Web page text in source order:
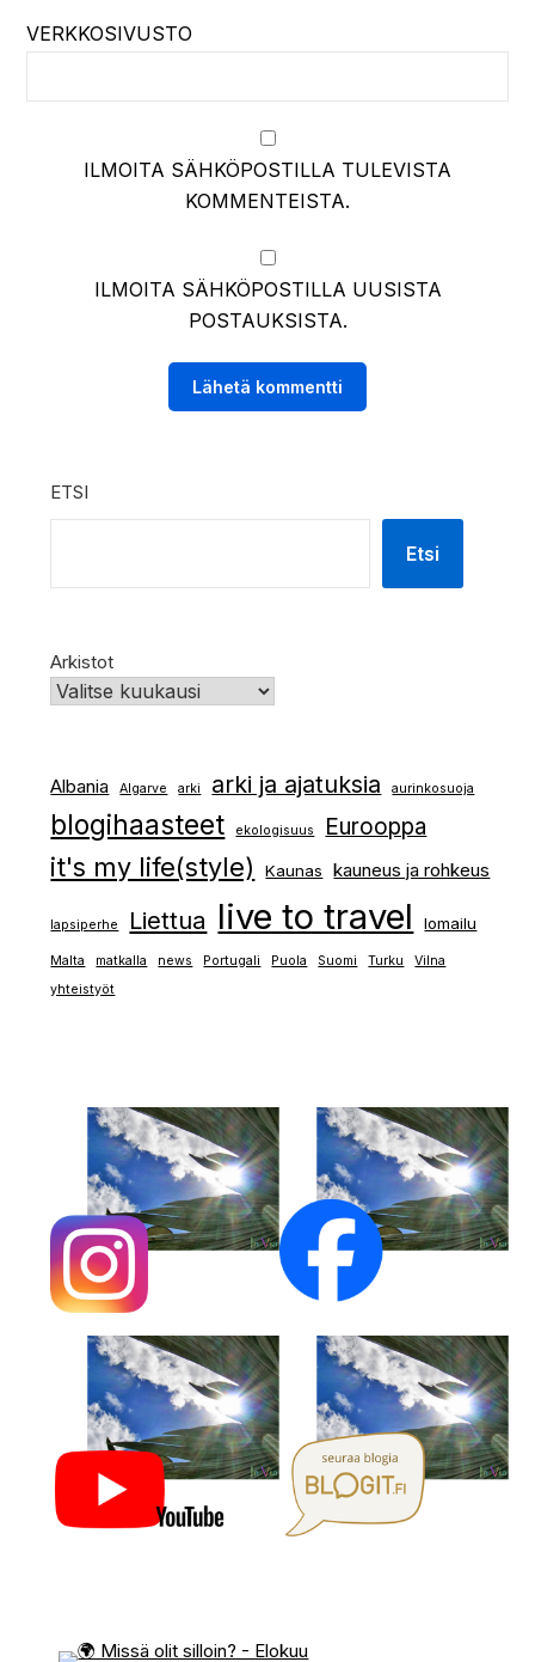
VERKKOSIVUSTO
ILMOITA SÄHKÖPOSTILLA TULEVISTA
KOMMENTEISTA.
ILMOITA SÄHKÖPOSTILLA UUSISTA
POSTAUKSISTA.
ETSI
Etsi
Arkistot
Albania Algarve arki arki ja ajatuksia aurinkosuoja
blogihaasteet ekologisuus Eurooppa
it's my life(style) Kaunas kauneus ja rohkeus
lapsiperhe Liettua live to travel lomailu
Malta matkalla news Portugali Puola Suomi Turku
Vilna
yhteistyöt